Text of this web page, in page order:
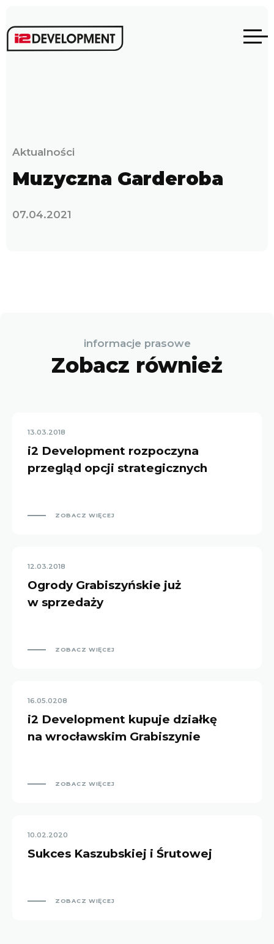
Aktualności
Muzyczna Garderoba
07.04.2021
informacje prasowe
Zobacz również
13.03.2018
i2 Development rozpoczyna
przegląd opcji strategicznych
ZOBACZ WIĘCEJ
12.03.2018
Ogrody Grabiszyńskie już
w sprzedaży
ZOBACZ WIĘCEJ
16.05.0208
i2 Development kupuje działkę
na wrocławskim Grabiszynie
ZOBACZ WIĘCEJ
10.02.2020
Sukces Kaszubskiej i Śrutowej
ZOBACZ WIĘCEJ